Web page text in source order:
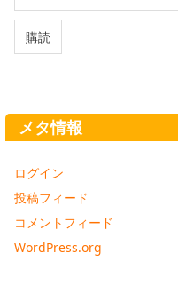
ル
ド
購読
メタ情報
ログイン
投稿フィード
コメントフィード
WordPress.org